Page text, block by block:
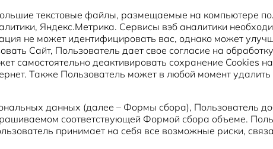
текстовые файлы, размещаемые на компьютере
Яндекс.Метрика. Сервисы вэб аналитики
не может идентифицировать вас, однако может
Сайт, Пользователь дает свое согласие на
самостоятельно деактивировать сохранение Cookies
Также Пользователь может в любой момент
данных (далее – Формы сбора), Пользователь
соответствующей Формой сбора объеме.
принимает на себя все возможные риски,